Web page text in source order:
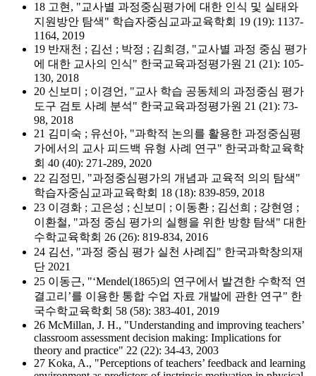
18 고현, "교사별 과정중심평가에 대한 인식 및 실태와
지원방안 탐색" 학습자중심교과교육학회 19 (19): 1137-
1164, 2019
19 반재천 ; 김선 ; 박정 ; 김희경, "교사별 과정 중심 평가
에 대한 교사의 인식" 한국교육과정평가원 21 (21): 105-
130, 2018
20 신보미 ; 이경언, "교사 학습 공동체의 과정중심 평가
도구 검토 사례 분석" 한국교육과정평가원 21 (21): 73-
98, 2018
21 김미숙 ; 유선아, "과학적 논의를 활용한 과정중심평
가에서의 교사 피드백 유형 사례 연구" 한국과학교육학
회 40 (40): 271-289, 2020
22 김정민, "과정중심평가의 개념과 교육적 의의 탐색"
학습자중심교과교육학회 18 (18): 839-859, 2018
23 이경화 ; 고은성 ; 신보미 ; 이동환 ; 김선희 ; 강현영 ;
이환철, "과정 중심 평가의 실행을 위한 방향 탐색" 대한
수학교육학회 26 (26): 819-834, 2016
24 김선, "과정 중심 평가 실천 사례집" 한국과학창의재
단 2021
25 이동근, "‘Mendel(1865)의 연구에서 발견한 수학적 연
결고리’를 이용한 통합 수업 자료 개발에 관한 연구" 한
국수학교육학회 58 (58): 383-401, 2019
26 McMillan, J. H., "Understanding and improving teachers’
classroom assessment decision making: Implications for
theory and practice" 22 (22): 34-43, 2003
27 Koka, A., "Perceptions of teachers’ feedback and learning